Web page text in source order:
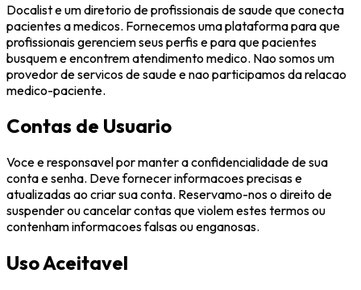
Docalist e um diretorio de profissionais de saude que conecta
pacientes a medicos. Fornecemos uma plataforma para que
profissionais gerenciem seus perfis e para que pacientes
busquem e encontrem atendimento medico. Nao somos um
provedor de servicos de saude e nao participamos da relacao
medico-paciente.
Contas de Usuario
Voce e responsavel por manter a confidencialidade de sua
conta e senha. Deve fornecer informacoes precisas e
atualizadas ao criar sua conta. Reservamo-nos o direito de
suspender ou cancelar contas que violem estes termos ou
contenham informacoes falsas ou enganosas.
Uso Aceitavel